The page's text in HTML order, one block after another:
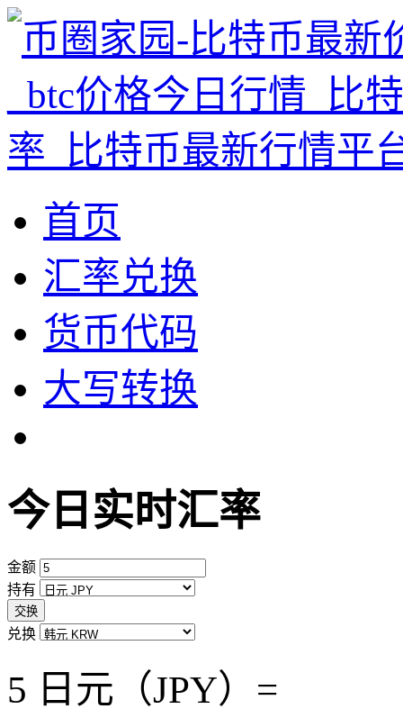
首页
汇率兑换
货币代码
大写转换
今日实时汇率
金额
持有
交换
兑换
5 日元（JPY）=